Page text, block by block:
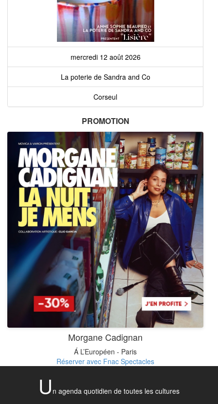
mercredi 12 août 2026
La poterie de Sandra and Co
Corseul
PROMOTION
Morgane Cadignan
Á L’Européen - Paris
Réserver avec Fnac Spectacles
U n agenda quotidien de toutes les cultures